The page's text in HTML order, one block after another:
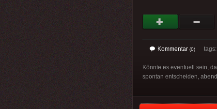
Kommentar (0)
Könnte es eventuell sein,
spontan entscheiden,